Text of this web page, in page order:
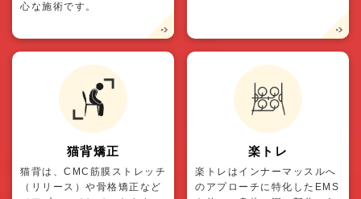
心な施術です。
猫背矯正
猫背は、CMC筋膜ストレッチ
（リリース）や骨格矯正など
楽トレ
楽トレはインナーマッスルへ
のアプローチに特化したEMS